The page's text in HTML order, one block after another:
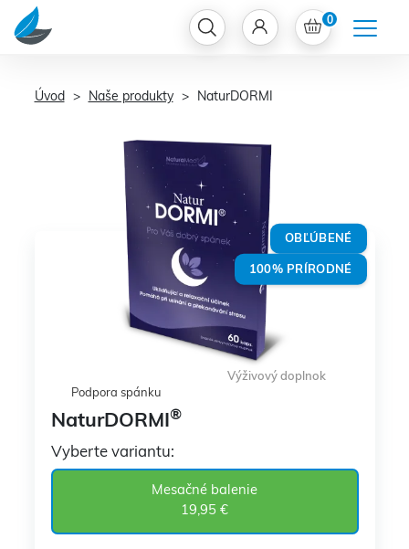
0
Úvod Naše produkty NaturDORMI
Výživový doplnok
OBĽÚBENÉ
100% PRÍRODNÉ
Podpora spánku
NaturDORMI ®
Vyberte variantu:
Mesačné balenie
19,95 €